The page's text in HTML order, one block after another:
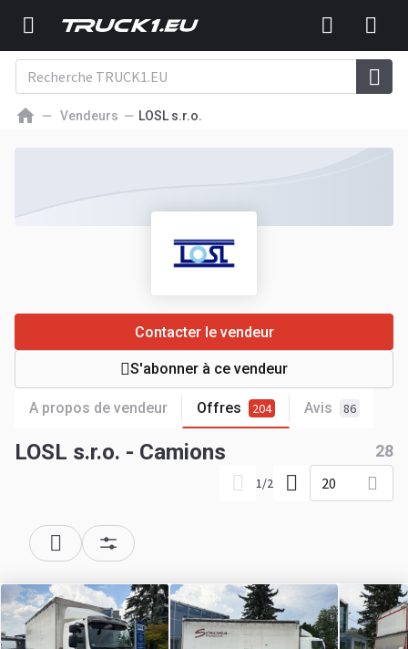
Vendeurs LOSL s.r.o.
A propos de vendeur Offres 204 Avis 86
Contacter le vendeur
S'abonner à ce vendeur
LOSL s.r.o. - Camions 28
1/2 20